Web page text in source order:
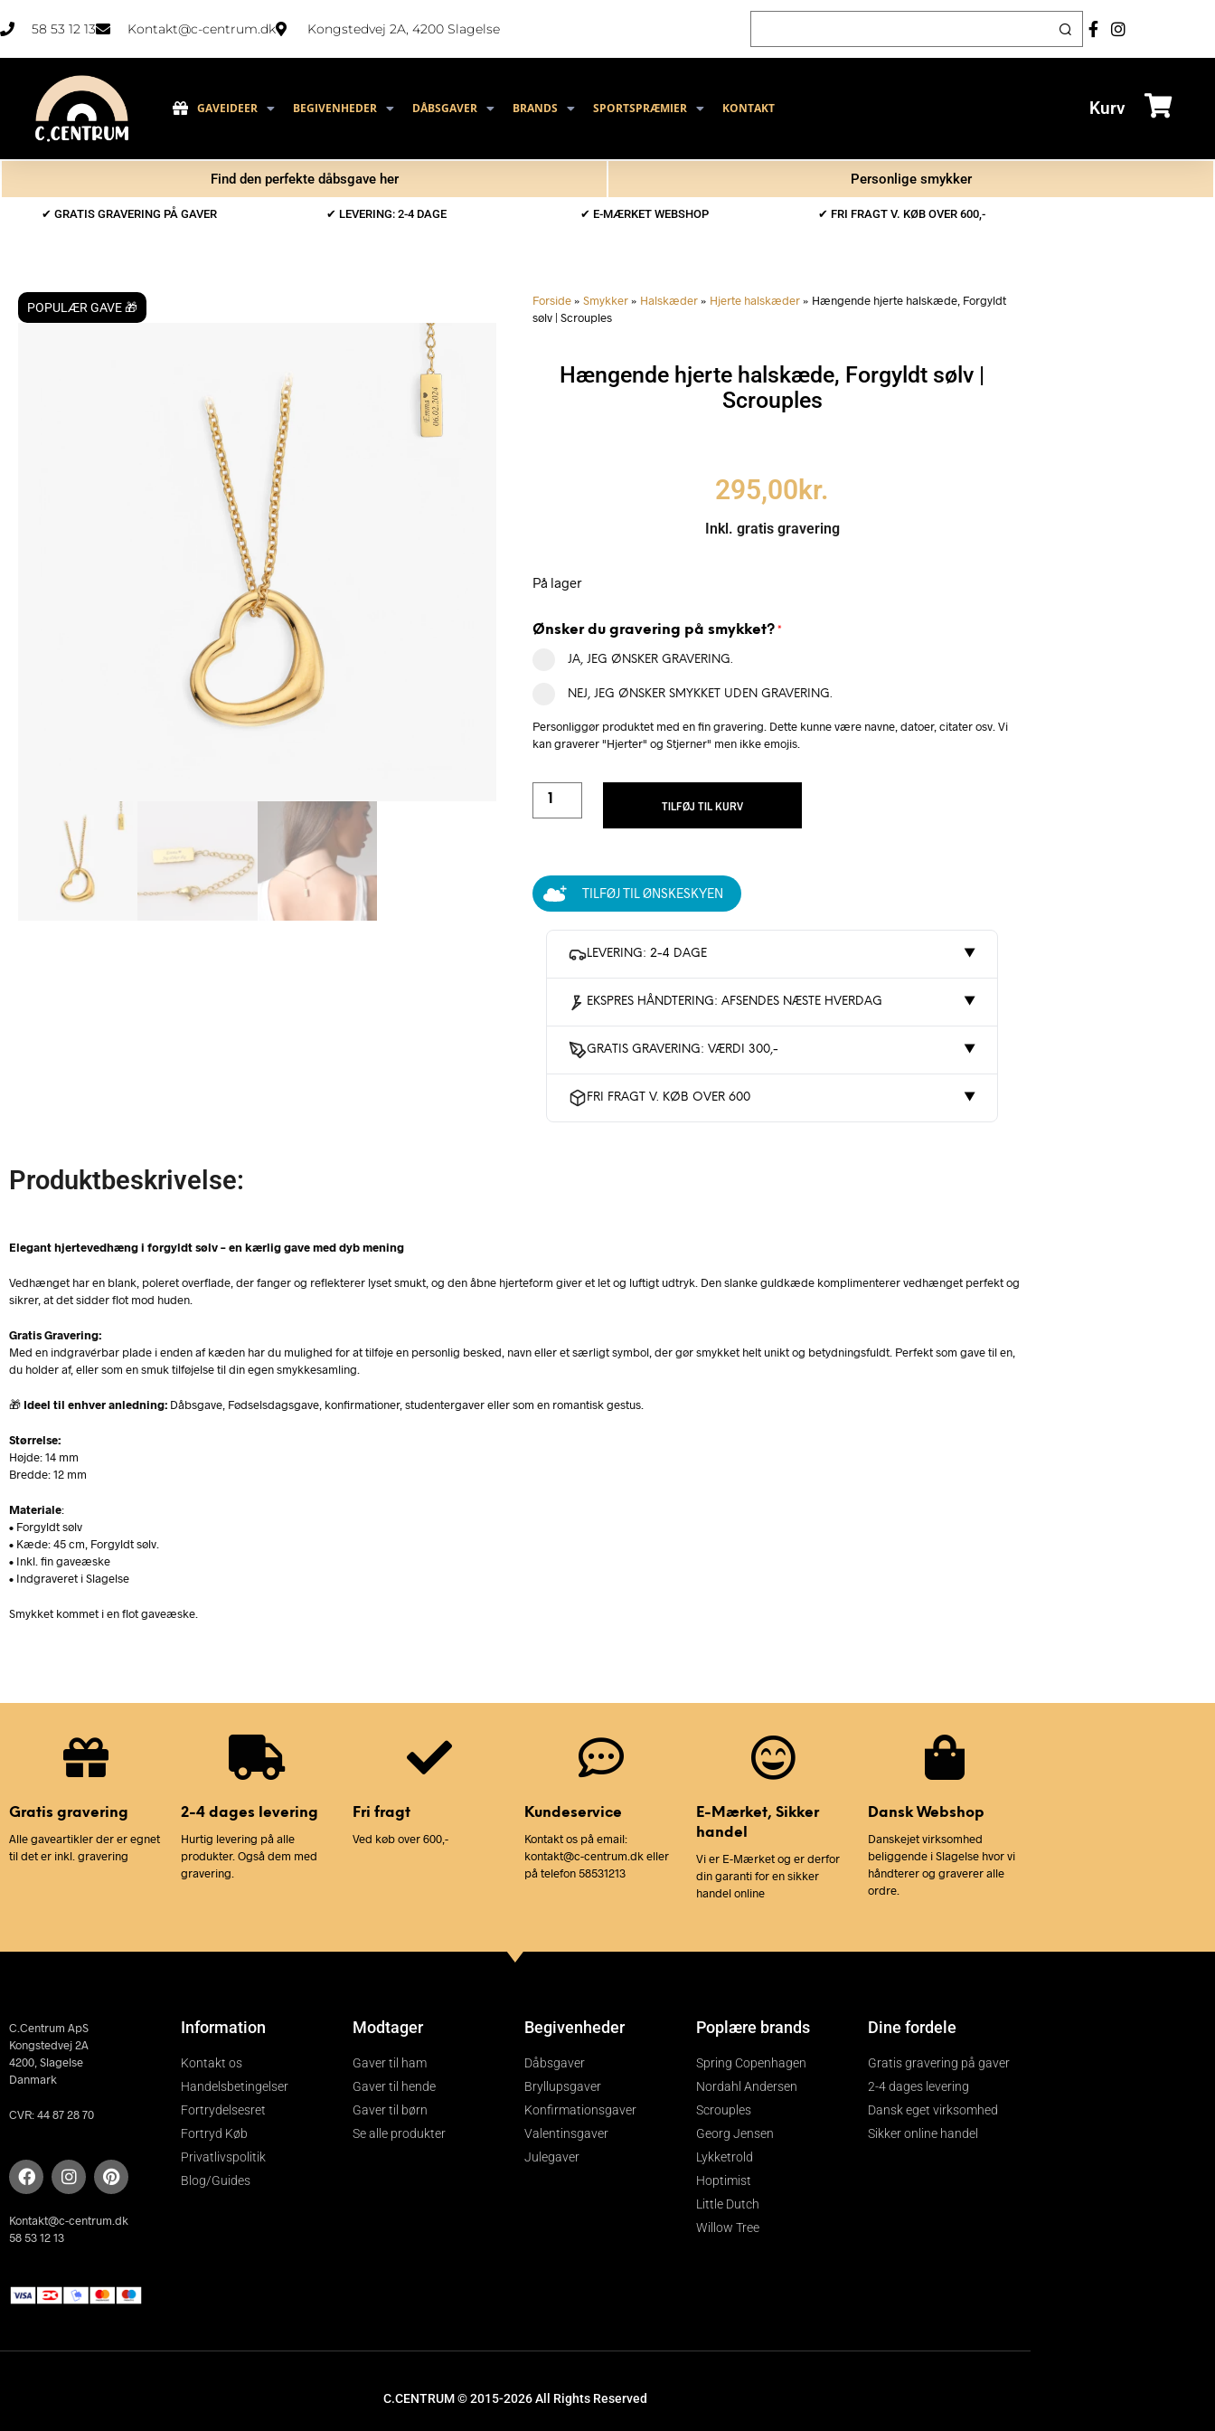
58 53 12 13 Kontakt@c-centrum.dk Kongstedvej 2A, 4200 Slagelse
GAVEIDEER BEGIVENHEDER DÅBSGAVER BRANDS SPORTSPRÆMIER KONTAKT Kurv
Find den perfekte dåbsgave her Personlige smykker
✔ GRATIS GRAVERING PÅ GAVER ✔ LEVERING: 2-4 DAGE ✔ E-MÆRKET WEBSHOP ✔ FRI FRAGT V. KØB OVER 600,-
POPULÆR GAVE 🎁 Forside »Smykker » Halskæder » Hjerte halskæder » Hængende hjerte halskæde, Forgyldt
sølv | Scrouples
Hængende hjerte halskæde, Forgyldt sølv |
Scrouples
295,00kr.
Inkl. gratis gravering
På lager
Ønsker du gravering på smykket? *
JA, JEG ØNSKER GRAVERING.
NEJ, JEG ØNSKER SMYKKET UDEN GRAVERING.
Personliggør produktet med en fin gravering. Dette kunne være navne, datoer, citater osv. Vi
kan graverer "Hjerter" og Stjerner" men ikke emojis.
TILFØJ TIL KURV
TILFØJ TIL ØNSKESKYEN
LEVERING: 2-4 DAGE ▼
EKSPRES HÅNDTERING: AFSENDES NÆSTE HVERDAG ▼
GRATIS GRAVERING: VÆRDI 300,- ▼
FRI FRAGT V. KØB OVER 600 ▼
Produktbeskrivelse:
Elegant hjertevedhæng i forgyldt sølv – en kærlig gave med dyb mening
Vedhænget har en blank, poleret overflade, der fanger og reflekterer lyset smukt, og den åbne hjerteform giver et let og luftigt udtryk. Den slanke guldkæde komplimenterer vedhænget perfekt og
sikrer, at det sidder flot mod huden.
Gratis Gravering:
Med en indgravérbar plade i enden af kæden har du mulighed for at tilføje en personlig besked, navn eller et særligt symbol, der gør smykket helt unikt og betydningsfuldt. Perfekt som gave til en,
du holder af, eller som en smuk tilføjelse til din egen smykkesamling.
🎁 Ideel til enhver anledning: Dåbsgave, Fødselsdagsgave, konfirmationer, studentergaver eller som en romantisk gestus.
Størrelse:
Højde: 14 mm
Bredde: 12 mm
Materiale:
• Forgyldt sølv
• Kæde: 45 cm, Forgyldt sølv.
• Inkl. fin gaveæske
• Indgraveret i Slagelse
Smykket kommet i en flot gaveæske.
Gratis gravering
Alle gaveartikler der er egnet
til det er inkl. gravering
2-4 dages levering
Hurtig levering på alle
produkter. Også dem med
gravering.
Fri fragt
Ved køb over 600,-
Kundeservice
Kontakt os på email:
kontakt@c-centrum.dk eller
på telefon 58531213
E-Mærket, Sikker
handel
Vi er E-Mærket og er derfor
din garanti for en sikker
handel online
Dansk Webshop
Danskejet virksomhed
beliggende i Slagelse hvor vi
håndterer og graverer alle
ordre.
C.Centrum ApS
Kongstedvej 2A
4200, Slagelse
Danmark
CVR: 44 87 28 70
Kontakt@c-centrum.dk
58 53 12 13
Information
Kontakt os
Handelsbetingelser
Fortrydelsesret
Fortryd Køb
Privatlivspolitik
Blog/Guides
Modtager
Gaver til ham
Gaver til hende
Gaver til børn
Se alle produkter
Begivenheder
Dåbsgaver
Bryllupsgaver
Konfirmationsgaver
Valentinsgaver
Julegaver
Poplære brands
Spring Copenhagen
Nordahl Andersen
Scrouples
Georg Jensen
Lykketrold
Hoptimist
Little Dutch
Willow Tree
Dine fordele
Gratis gravering på gaver
2-4 dages levering
Dansk eget virksomhed
Sikker online handel
C.CENTRUM © 2015-2026 All Rights Reserved